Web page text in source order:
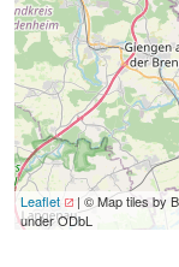
Leaflet
| © Map tiles by
under ODbL